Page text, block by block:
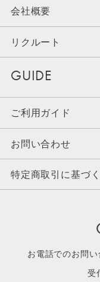
会社概要
リクルート
GUIDE
ご利用ガイド
お問い合わせ
特定商取引に基づ
お電話でのお問
受